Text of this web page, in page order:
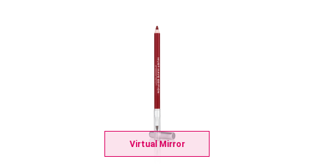
Virtual Mirror